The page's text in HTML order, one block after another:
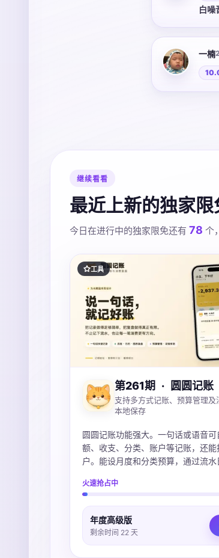
白噪
一楠
继续看看
最近上新的独家限
今日在进行中的独家限免还有 78 个
工具
第261期 · 圆圆记账
支持多方式记账、预算管理及
本地保存
圆圆记账功能强大。一句话或语音
额、收支、分类、账户等记账，还
户。能设月度和分类预算，通过流水
不上传服务器，支持导入多种账单，
火速抢占中
年度高级版
剩余时间 22 天